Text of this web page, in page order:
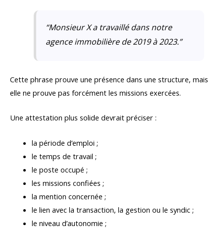
“Monsieur X a travaillé dans notre
agence immobilière de 2019 à 2023.”
Cette phrase prouve une présence dans une structure, mais
elle ne prouve pas forcément les missions exercées.
Une attestation plus solide devrait préciser :
la période d’emploi ;
le temps de travail ;
le poste occupé ;
les missions confiées ;
la mention concernée ;
le lien avec la transaction, la gestion ou le syndic ;
le niveau d’autonomie ;